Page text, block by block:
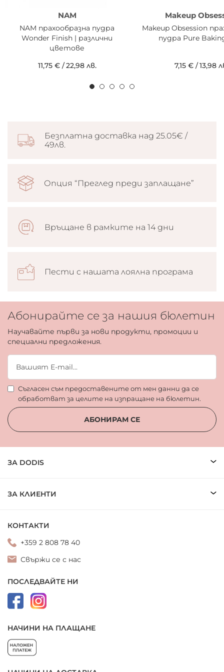
NAM
NAM прахообразна пудра
Wonder Finish | различни
цветове
11,75 €/22,98 лв.
Makeup
Makeup Obsession
пудра Pure
7,15 € /13,98
Безплатна доставка над 25.05€ /
49лв.
Опция “Преглед преди заплащане”
Връщане в рамките на 14 дни
Пести с нашата лоялна програма
Абонирайте се за нашия бюлетин
Научавайте първи за нови продукти, промоции и
специални предложения.
Съгласен съм предоставените от мен данни да се
обработват за целите на изпращане на бюлетин.
АБОНИРАМ СЕ
ЗА DODIS
ЗА КЛИЕНТИ
КОНТАКТИ
+359 2 808 78 40
Свържи се с нас
ПОСЛЕДВАЙТЕ НИ
НАЧИНИ НА ПЛАЩАНЕ